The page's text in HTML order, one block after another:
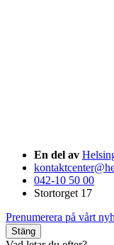
En del av
042-10 50 00
Stortorget 17
Prenumerera på vårt
Stäng